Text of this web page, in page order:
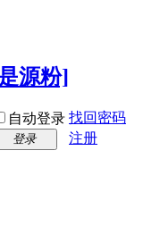
自动登录 找回密码
登录
注册